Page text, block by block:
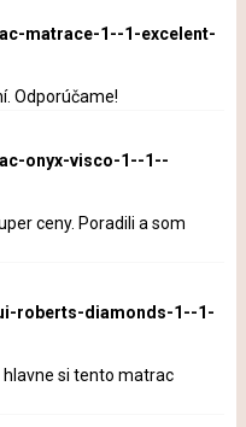
matrace-1--1-excelent-
Odporúčame!
onyx-visco-1--1--
ceny. Poradili a som
roberts-diamonds-1--1-
si tento matrac